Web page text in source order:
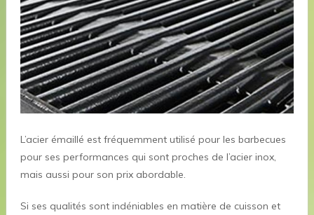
L’acier émaillé est fréquemment utilisé pour les barbecues
pour ses performances qui sont proches de l’acier inox,
mais aussi pour son prix abordable.
Si ses qualités sont indéniables en matière de cuisson et